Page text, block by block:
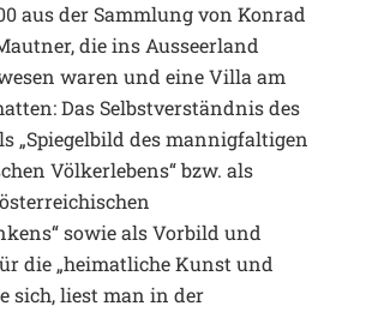
aus der Sammlung von Konrad
die ins Ausseerland
waren und eine Villa am
Das Selbstverständnis des
„Spiegelbild des mannigfaltigen
Völkerlebens“ bzw. als
sowie als Vorbild und
die „heimatliche Kunst und
sich, liest man in der